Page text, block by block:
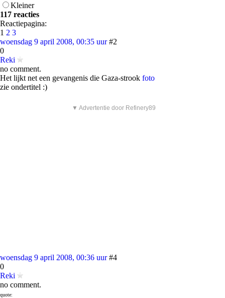
Kleiner
117 reacties
Reactiepagina:
1 2 3
woensdag 9 april 2008, 00:35 uur #2
0
Reki
no comment.
Het lijkt net een gevangenis die Gaza-strook foto
zie ondertitel :)
▼ Advertentie door Refinery89
woensdag 9 april 2008, 00:36 uur #4
0
Reki
no comment.
quote: